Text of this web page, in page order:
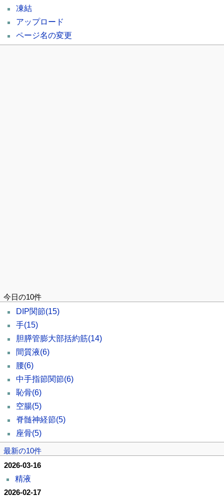
凍結
アップロード
ページ名の変更
今日の10件
DIP関節(15)
手(15)
胆膵管膨大部括約筋(14)
間質液(6)
腰(6)
中手指節関節(6)
恥骨(6)
空腸(5)
脊髄神経節(5)
座骨(5)
最新の10件
2026-03-16
精液
2026-02-17